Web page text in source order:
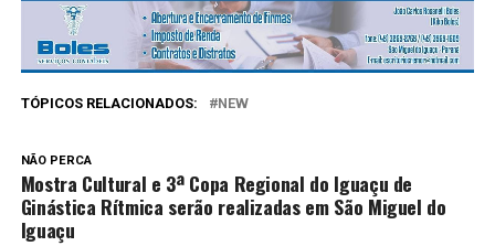
TÓPICOS RELACIONADOS: NEW
NÃO PERCA
Mostra Cultural e 3ª Copa Regional do Iguaçu de
Ginástica Rítmica serão realizadas em São Miguel do
Iguaçu